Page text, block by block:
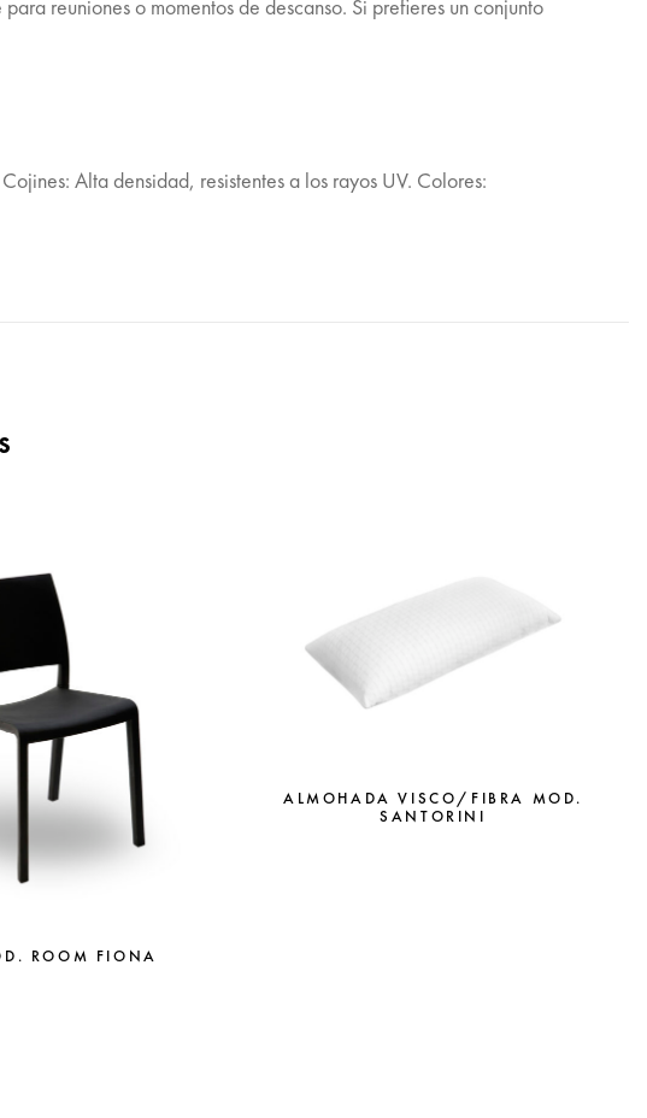
reuniones o momentos de descanso. Si prefieres un conjunto
Alta densidad, resistentes a los rayos UV. Colores:
ROOM FIONA
ALMOHADA VISCO/FIBRA MOD.
SANTORINI